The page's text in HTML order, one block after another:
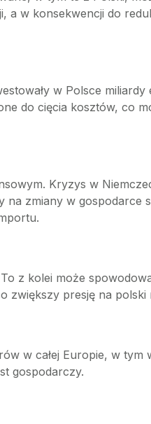
a w konsekwencji do
w Polsce
do cięcia kosztów, co
Kryzys w
na zmiany w gospodarce
z kolei może
zwiększy presję na polski
w całej Europie, w tym
gospodarczy.